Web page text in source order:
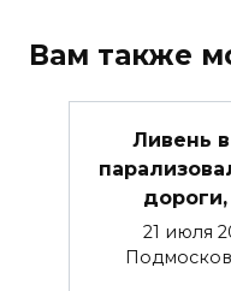
Вам также
Ливень
21 июля